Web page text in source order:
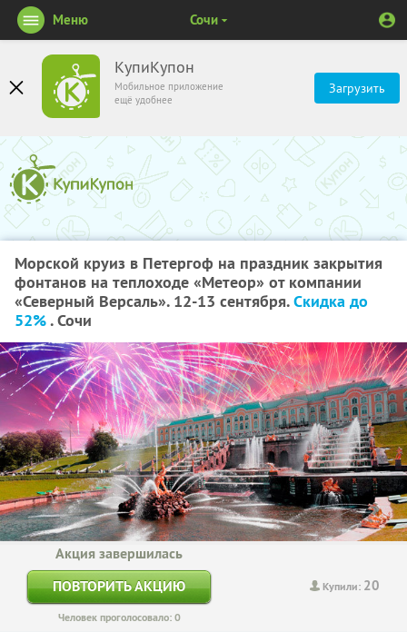
КупиКупон
Мобильное приложение
ещё удобнее
Загрузить
Меню Сочи
Морской круиз в Петергоф на праздник закрытия
фонтанов на теплоходе «Метеор» от компании
«Северный Версаль». 12-13 сентября.Скидка до
52%. Сочи
Купили: 20
Акция завершилась
ПОВТОРИТЬ АКЦИЮ
Человек проголосовало: 0